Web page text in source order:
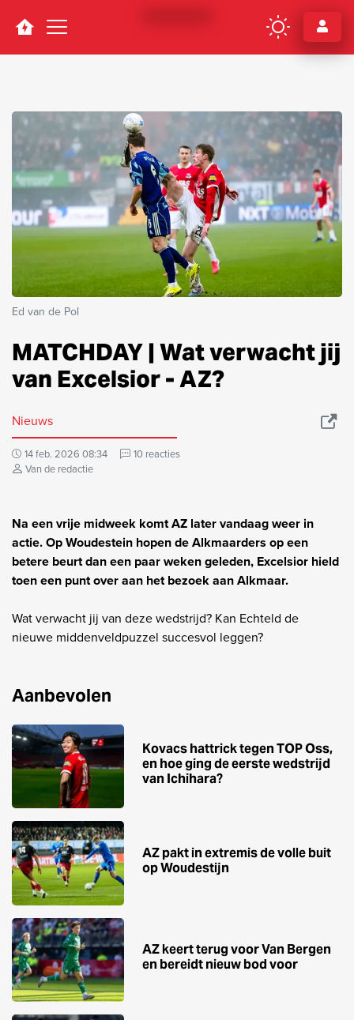
Navigation
Ed van de Pol
MATCHDAY | Wat verwacht jij
van Excelsior - AZ?
Nieuws
14 feb. 2026 08:34
10 reacties
Van de redactie
Na een vrije midweek komt AZ later vandaag weer in
actie. Op Woudestein hopen de Alkmaarders op een
betere beurt dan een paar weken geleden, Excelsior hield
toen een punt over aan het bezoek aan Alkmaar.
Wat verwacht jij van deze wedstrijd? Kan Echteld de
nieuwe middenveldpuzzel succesvol leggen?
Aanbevolen
Kovacs hattrick tegen TOP Oss,
en hoe ging de eerste wedstrijd
van Ichihara?
AZ pakt in extremis de volle buit
op Woudestijn
AZ keert terug voor Van Bergen
en bereidt nieuw bod voor